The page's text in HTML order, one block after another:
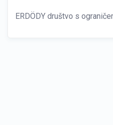
ERDÖDY društvo s